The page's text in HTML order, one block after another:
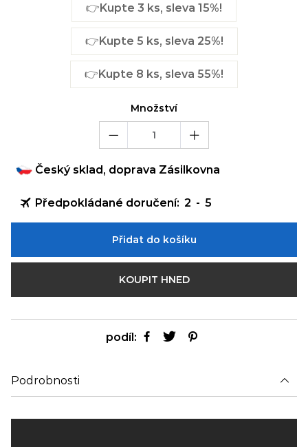
👉Kupte 3 ks, sleva 15%!
👉Kupte 5 ks, sleva 25%!
👉Kupte 8 ks, sleva 55%!
Množství
Český sklad, doprava Zásilkovna
Předpokládané doručení: 2 - 5
Přidat do košíku
KOUPIT HNED
podíl:
Podrobnosti